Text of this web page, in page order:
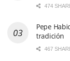
474
Pepe
tradición
467